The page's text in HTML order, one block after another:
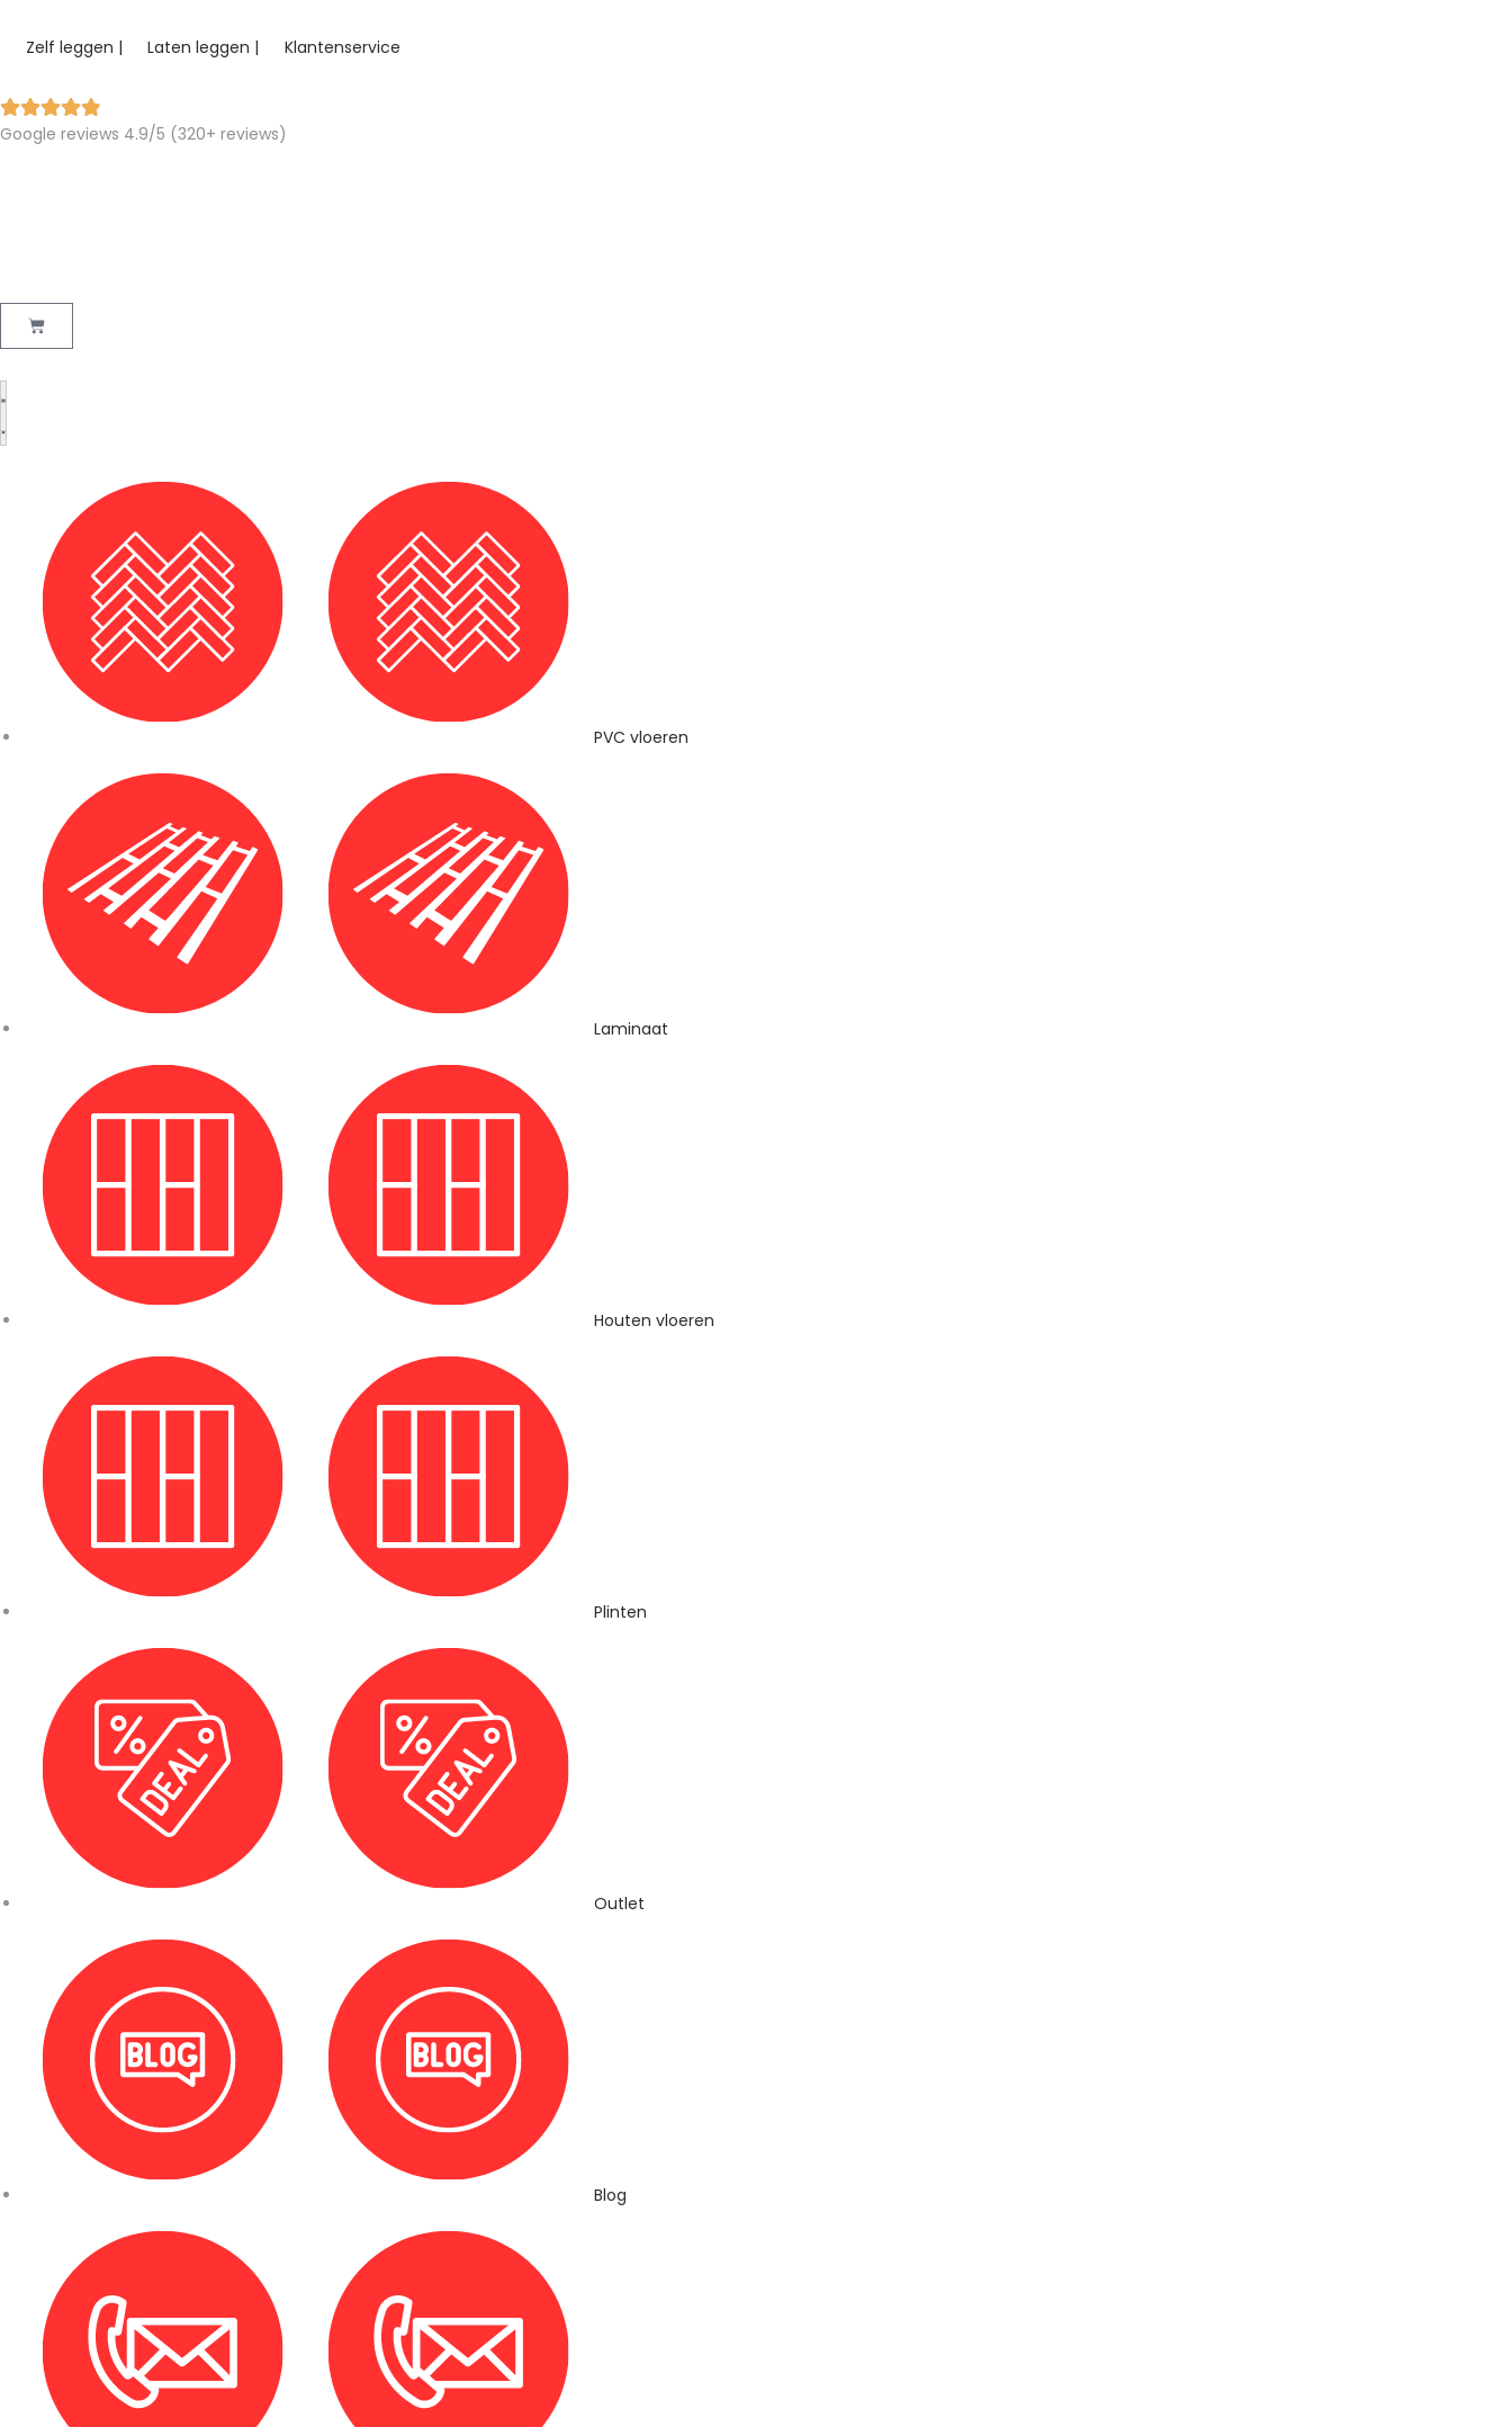
Zelf leggen | Laten leggen | Klantenservice
Google reviews 4.9/5 (320+ reviews)
PVC vloeren
Laminaat
Houten vloeren
Plinten
Outlet
Blog